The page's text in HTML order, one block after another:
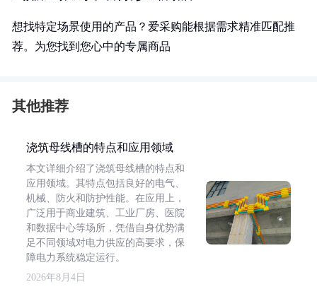
想找特定场景使用的产品？爱采购能根据需求精准匹配推
荐。为您找到您心中的专属商品
其他推荐
浇筑母线槽的特点和应用领域
本文详细介绍了浇筑母线槽的特点和
应用领域。其特点包括良好的电气、
机械、防火和防护性能。在应用上，
广泛用于商业建筑、工业厂房、医院
和数据中心等场所，凭借自身优势满
足不同领域对电力供应的高要求，保
障电力系统稳定运行。
2026年8月4日